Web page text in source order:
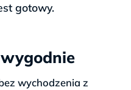
gotowy.
wychodzenia z